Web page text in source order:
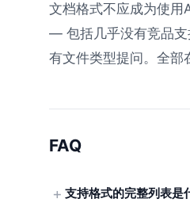
文档格式不应成为使用
— 包括几乎没有竞品支
有文件类型提问。全部
FAQ
支持格式的完整列表是